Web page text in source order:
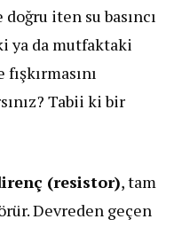
iten su basıncı
ya da mutfaktaki
Tabii ki bir
(resistor), tam
Devreden geçen